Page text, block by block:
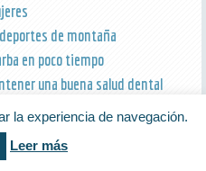
de montaña
en poco tiempo
una buena salud dental
deportista de alto rendimiento
la experiencia de navegación.
Leer más